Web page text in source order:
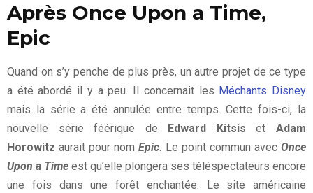
Après Once Upon a Time,
Epic
Quand on s’y penche de plus près, un autre projet de ce type
a été abordé il y a peu. Il concernait les Méchants Disney
mais la série a été annulée entre temps. Cette fois-ci, la
nouvelle série féérique de
Edward Kitsis etAdam
Horowitzaurait pour nomEpic. Le point commun avecOnce
Upon a Time est qu’elle plongera ses téléspectateurs encore
une fois dans une forêt enchantée. Le site américaine